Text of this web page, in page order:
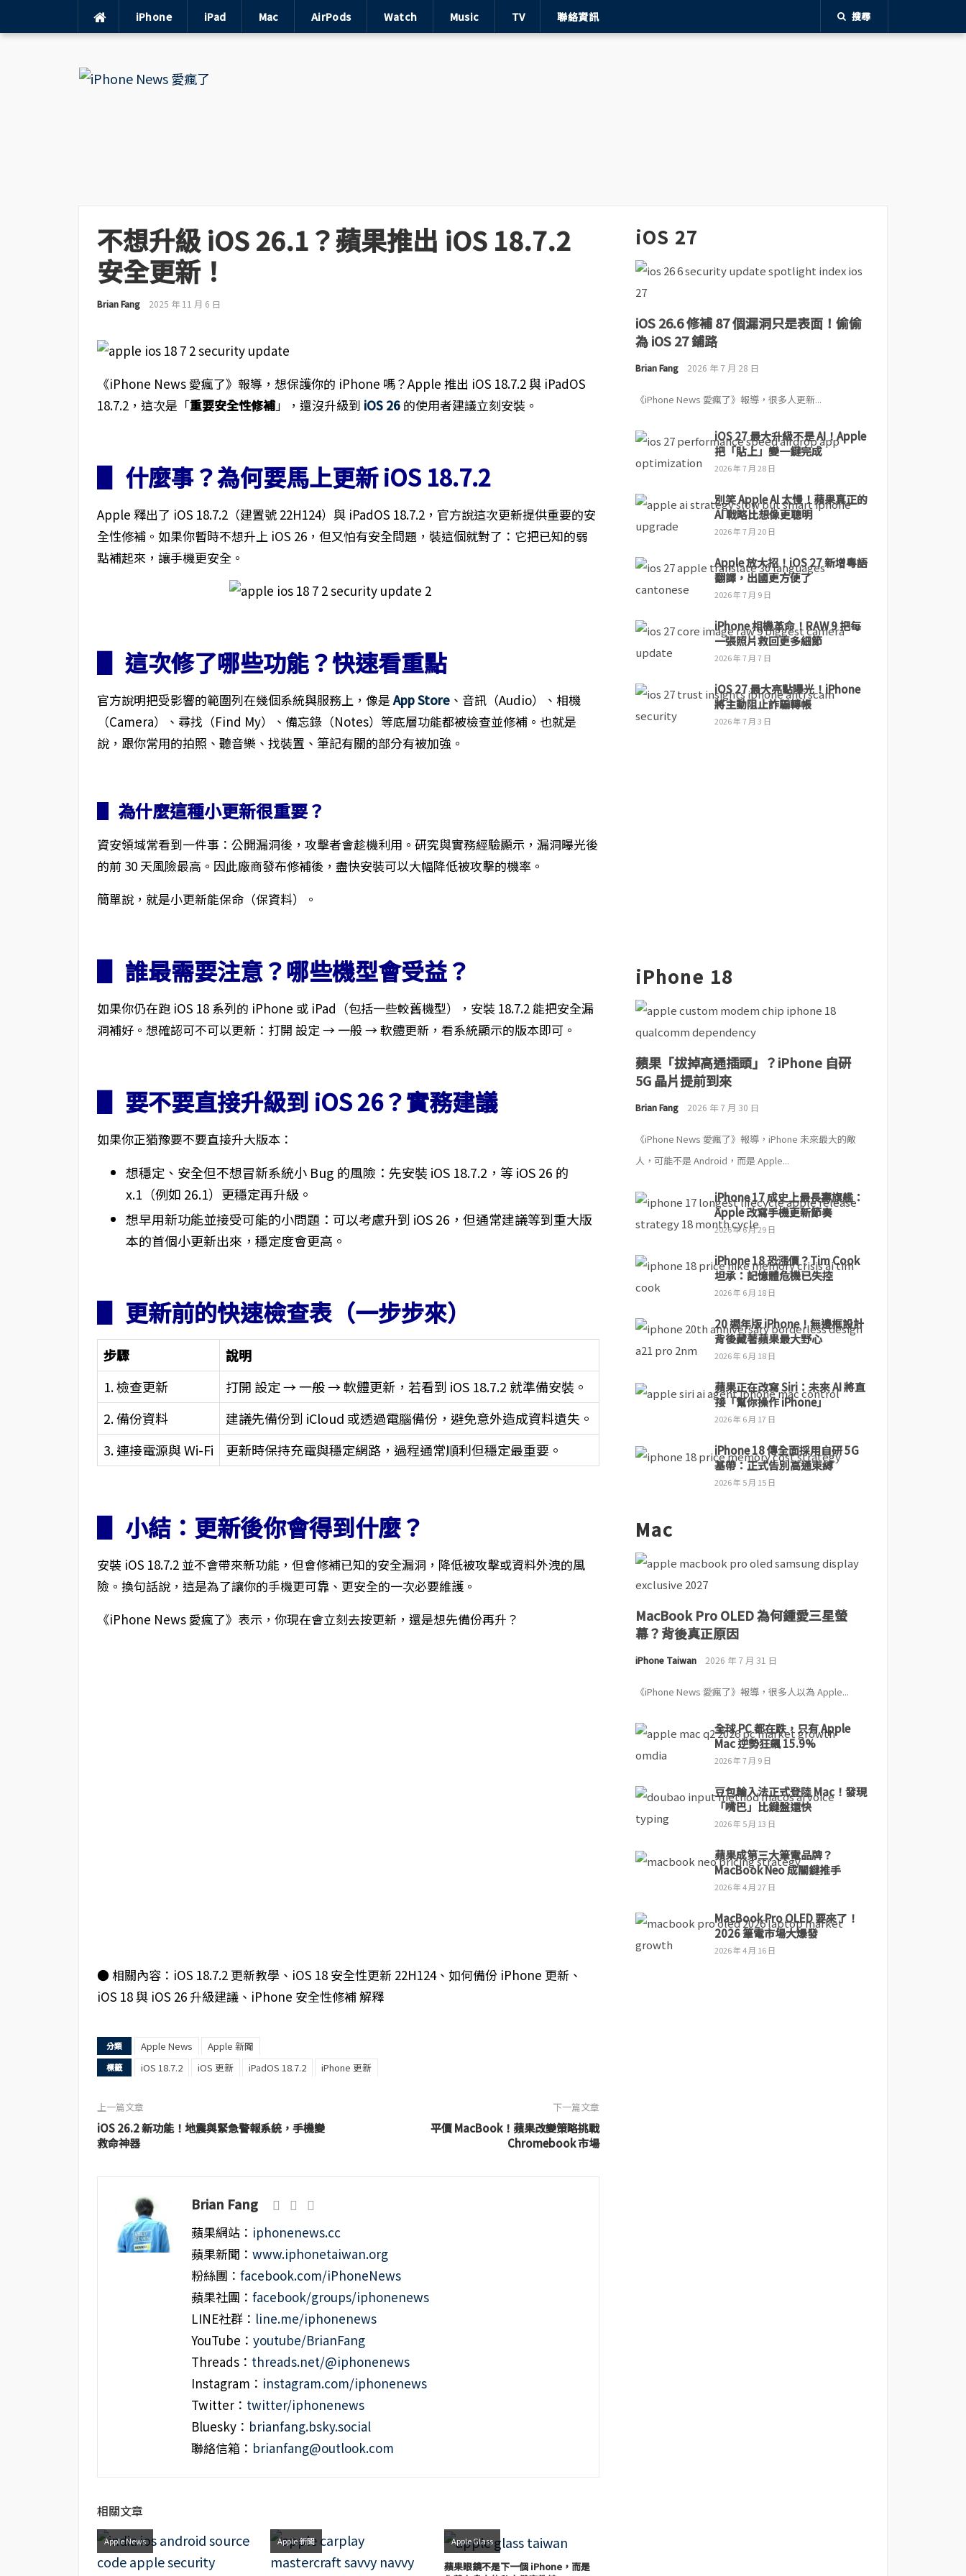
iPhone iPad Mac AirPods Watch Music TV 聯絡資訊 搜尋
不想升級 iOS 26.1？蘋果推出 iOS 18.7.2
安全更新！
Brian Fang 2025 年 11 月 6 日
《iPhone News 愛瘋了》報導，想保護你的 iPhone 嗎？Apple 推出 iOS 18.7.2 與 iPadOS
18.7.2，這次是「重要安全性修補」，還沒升級到 iOS 26的使用者建議立刻安裝。
▋ 什麼事？為何要馬上更新 iOS 18.7.2
Apple 釋出了 iOS 18.7.2（建置號 22H124）與 iPadOS 18.7.2，官方說這次更新提供重要的安
全性修補。如果你暫時不想升上 iOS 26，但又怕有安全問題，裝這個就對了：它把已知的弱
點補起來，讓手機更安全。
▋ 這次修了哪些功能？快速看重點
官方說明把受影響的範圍列在幾個系統與服務上，像是App Store、音訊（Audio）、相機
（Camera）、尋找（Find My）、備忘錄（Notes）等底層功能都被檢查並修補。也就是
說，跟你常用的拍照、聽音樂、找裝置、筆記有關的部分有被加強。
▋ 為什麼這種小更新很重要？
資安領域常看到一件事：公開漏洞後，攻擊者會趁機利用。研究與實務經驗顯示，漏洞曝光後
的前 30 天風險最高。因此廠商發布修補後，盡快安裝可以大幅降低被攻擊的機率。
簡單說，就是小更新能保命（保資料）。
▋ 誰最需要注意？哪些機型會受益？
如果你仍在跑 iOS 18 系列的 iPhone 或 iPad（包括一些較舊機型），安裝 18.7.2 能把安全漏
洞補好。想確認可不可以更新：打開 設定 → 一般 → 軟體更新，看系統顯示的版本即可。
▋ 要不要直接升級到 iOS 26？實務建議
如果你正猶豫要不要直接升大版本：
想穩定、安全但不想冒新系統小 Bug 的風險：先安裝 iOS 18.7.2，等 iOS 26 的
x.1（例如 26.1）更穩定再升級。
想早用新功能並接受可能的小問題：可以考慮升到 iOS 26，但通常建議等到重大版
本的首個小更新出來，穩定度會更高。
▋ 更新前的快速檢查表（一步步來）
步驟
說明
1. 檢查更新
打開 設定 → 一般 → 軟體更新，若看到 iOS 18.7.2 就準備安裝。
2. 備份資料
建議先備份到 iCloud 或透過電腦備份，避免意外造成資料遺失。
3. 連接電源與 Wi-Fi
更新時保持充電與穩定網路，過程通常順利但穩定最重要。
▋ 小結：更新後你會得到什麼？
安裝 iOS 18.7.2 並不會帶來新功能，但會修補已知的安全漏洞，降低被攻擊或資料外洩的風
險。換句話說，這是為了讓你的手機更可靠、更安全的一次必要維護。
《iPhone News 愛瘋了》表示，你現在會立刻去按更新，還是想先備份再升？
● 相關內容：iOS 18.7.2 更新教學、iOS 18 安全性更新 22H124、如何備份 iPhone 更新、
iOS 18 與 iOS 26 升級建議、iPhone 安全性修補 解釋
分類 Apple News Apple 新聞
標籤 iOS 18.7.2 iOS 更新 iPadOS 18.7.2 iPhone 更新
上一篇文章
iOS 26.2 新功能！地震與緊急警報系統，手機變
救命神器
下一篇文章
平價 MacBook！蘋果改變策略挑戰
Chromebook 市場
Brian Fang
蘋果網站： iphonenews.cc
蘋果新聞： www.iphonetaiwan.org
粉絲團： facebook.com/iPhoneNews
蘋果社團： facebook/groups/iphonenews
LINE社群： line.me/iphonenews
YouTube： youtube/BrianFang
Threads： threads.net/@iphonenews
Instagram： instagram.com/iphonenews
Twitter： twitter/iphonenews
Bluesky： brianfang.bsky.social
聯絡信箱： brianfang@outlook.com
相關文章
Apple News Apple 新聞 Apple Glass
蘋果眼鏡不是下一個 iPhone，而是
iOS 27
iOS 26.6 修補 87 個漏洞只是表面！偷偷
為 iOS 27 鋪路
Brian Fang 2026 年 7 月 28 日
《iPhone News 愛瘋了》報導，很多人更新...
iOS 27 最大升級不是 AI！Apple
把「貼上」變一鍵完成
2026 年 7 月 28 日
別笑 Apple AI 太慢！蘋果真正的
AI 戰略比想像更聰明
2026 年 7 月 20 日
Apple 放大招！iOS 27 新增粵語
翻譯，出國更方便了
2026 年 7 月 9 日
iPhone 相機革命！RAW 9 把每
一張照片救回更多細節
2026 年 7 月 7 日
iOS 27 最大亮點曝光！iPhone
將主動阻止詐騙轉帳
2026 年 7 月 3 日
iPhone 18
蘋果「拔掉高通插頭」？iPhone 自研
5G 晶片提前到來
Brian Fang 2026 年 7 月 30 日
《iPhone News 愛瘋了》報導，iPhone 未來最大的敵
人，可能不是 Android，而是 Apple...
iPhone 17 成史上最長壽旗艦：
Apple 改寫手機更新節奏
2026 年 6 月 29 日
iPhone 18 恐漲價？Tim Cook
坦承：記憶體危機已失控
2026 年 6 月 18 日
20 週年版 iPhone！無邊框設計
背後藏著蘋果最大野心
2026 年 6 月 18 日
蘋果正在改寫 Siri：未來 AI 將直
接「幫你操作 iPhone」
2026 年 6 月 17 日
iPhone 18 傳全面採用自研 5G
基帶：正式告別高通束縛
2026 年 5 月 15 日
Mac
MacBook Pro OLED 為何鍾愛三星螢
幕？背後真正原因
iPhone Taiwan 2026 年 7 月 31 日
《iPhone News 愛瘋了》報導，很多人以為 Apple...
全球 PC 都在跌，只有 Apple
Mac 逆勢狂飆 15.9%
2026 年 7 月 9 日
豆包輸入法正式登陸 Mac！發現
「嘴巴」比鍵盤還快
2026 年 5 月 13 日
蘋果成第三大筆電品牌？
MacBook Neo 成關鍵推手
2026 年 4 月 27 日
MacBook Pro OLED 要來了！
2026 筆電市場大爆發
2026 年 4 月 16 日